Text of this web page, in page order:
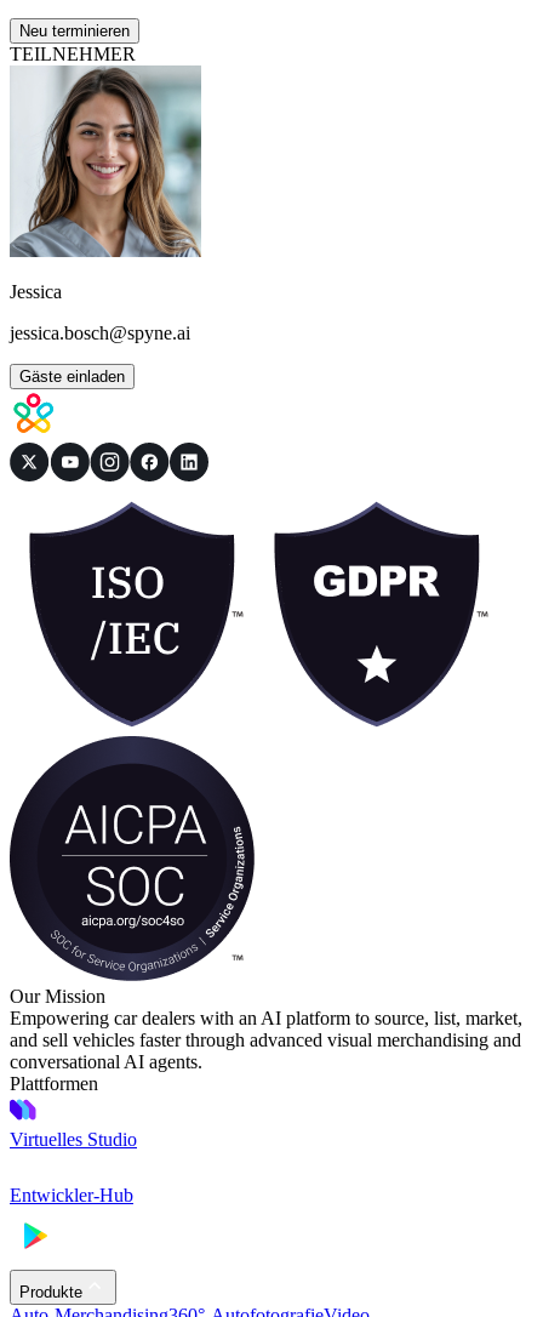
Neu terminieren
TEILNEHMER
Jessica
jessica.bosch@spyne.ai
Gäste einladen
Our Mission
Empowering car dealers with an AI platform to source, list, market,
and sell vehicles faster through advanced visual merchandising and
conversational AI agents.
Plattformen
Virtuelles Studio
Entwickler-Hub
Produkte